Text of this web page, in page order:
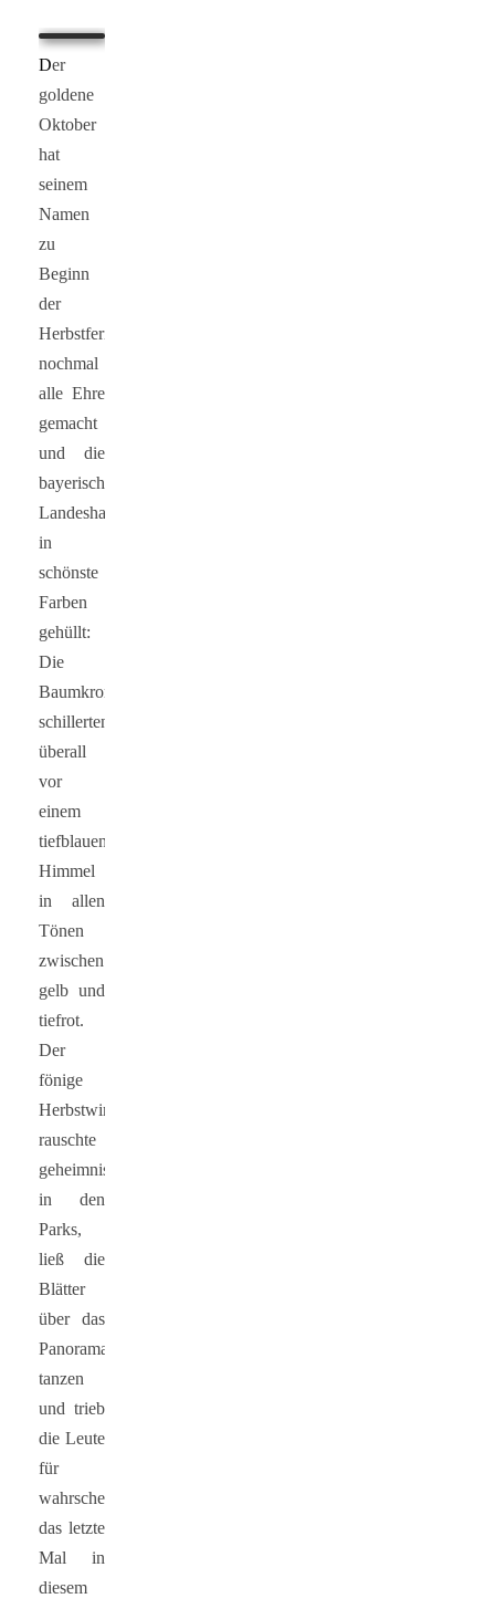
Der
goldene
Oktober
hat
seinem
Namen
zu
Beginn
der
Herbstferien
nochmal
alle Ehre
gemacht
und die
bayerische
Landeshauptstadt
in
schönste
Farben
gehüllt:
Die
Baumkronen
schillerten
überall
vor
einem
tiefblauen
Himmel
in allen
Tönen
zwischen
gelb und
tiefrot.
Der
fönige
Herbstwind
rauschte
geheimnisvoll
in den
Parks,
ließ die
Blätter
über das
Panorama
tanzen
und trieb
die Leute
für
wahrscheinlich
das letzte
Mal in
diesem